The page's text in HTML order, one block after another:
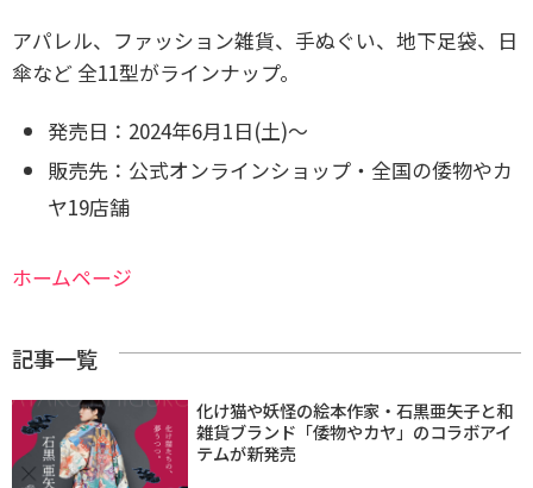
アパレル、ファッション雑貨、手ぬぐい、地下足袋、日
傘など 全11型がラインナップ。
発売日：2024年6月1日(土)～
販売先：公式オンラインショップ・全国の倭物やカ
ヤ19店舗
ホームページ
記事一覧
化け猫や妖怪の絵本作家・石黒亜矢子と和
雑貨ブランド「倭物やカヤ」のコラボアイ
テムが新発売